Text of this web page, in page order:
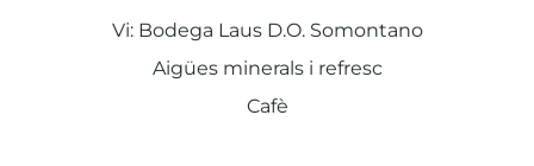
Vi: Bodega Laus D.O. Somontano
Aigües minerals i refresc
Cafè